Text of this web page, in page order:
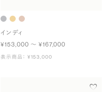
インディ
¥153,000 〜 ¥167,000
表示商品： ¥153,000